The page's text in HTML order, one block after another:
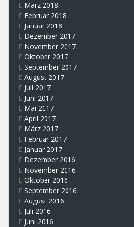
März 2018
Februar 2018
Januar 2018
Dezember 2017
November 2017
Oktober 2017
September 2017
August 2017
Juli 2017
Juni 2017
Mai 2017
April 2017
März 2017
Februar 2017
Januar 2017
Dezember 2016
November 2016
Oktober 2016
September 2016
August 2016
Juli 2016
Juni 2016